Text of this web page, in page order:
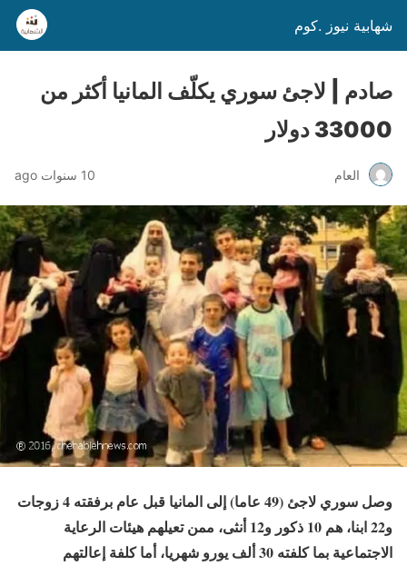
شهابية نيوز .كوم
صادم | لاجئ سوري يكلّف المانيا أكثر من
33000 دولار
العام 10 سنوات ago
وصل سوري لاجئ (49 عاما) إلى المانيا قبل عام برفقته 4 زوجات
و22 ابنا، هم 10 ذكور و12 أنثى، ممن تعيلهم هيئات الرعاية
الاجتماعية بما كلفته 30 ألف يورو شهريا، أما كلفة إعالتهم